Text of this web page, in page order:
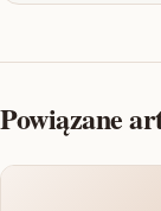
Powiązane